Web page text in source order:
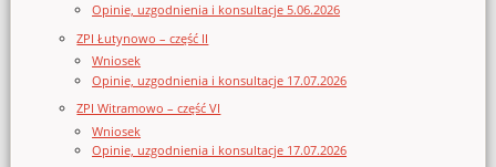
Opinie, uzgodnienia i konsultacje 5.06.2026
ZPI Łutynowo – część II
Wniosek
Opinie, uzgodnienia i konsultacje 17.07.2026
ZPI Witramowo – część VI
Wniosek
Opinie, uzgodnienia i konsultacje 17.07.2026